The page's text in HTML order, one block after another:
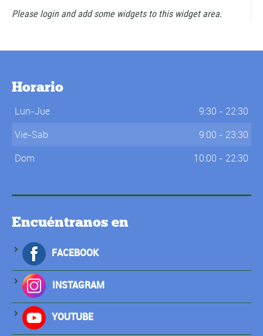
Please login and add some widgets to this widget area.
Horario
Lun-Jue
9:30 - 22:30
Vie-Sab
9:00 - 23:30
Dom
10:00 - 22:30
Encuéntranos en
FACEBOOK
INSTAGRAM
YOUTUBE